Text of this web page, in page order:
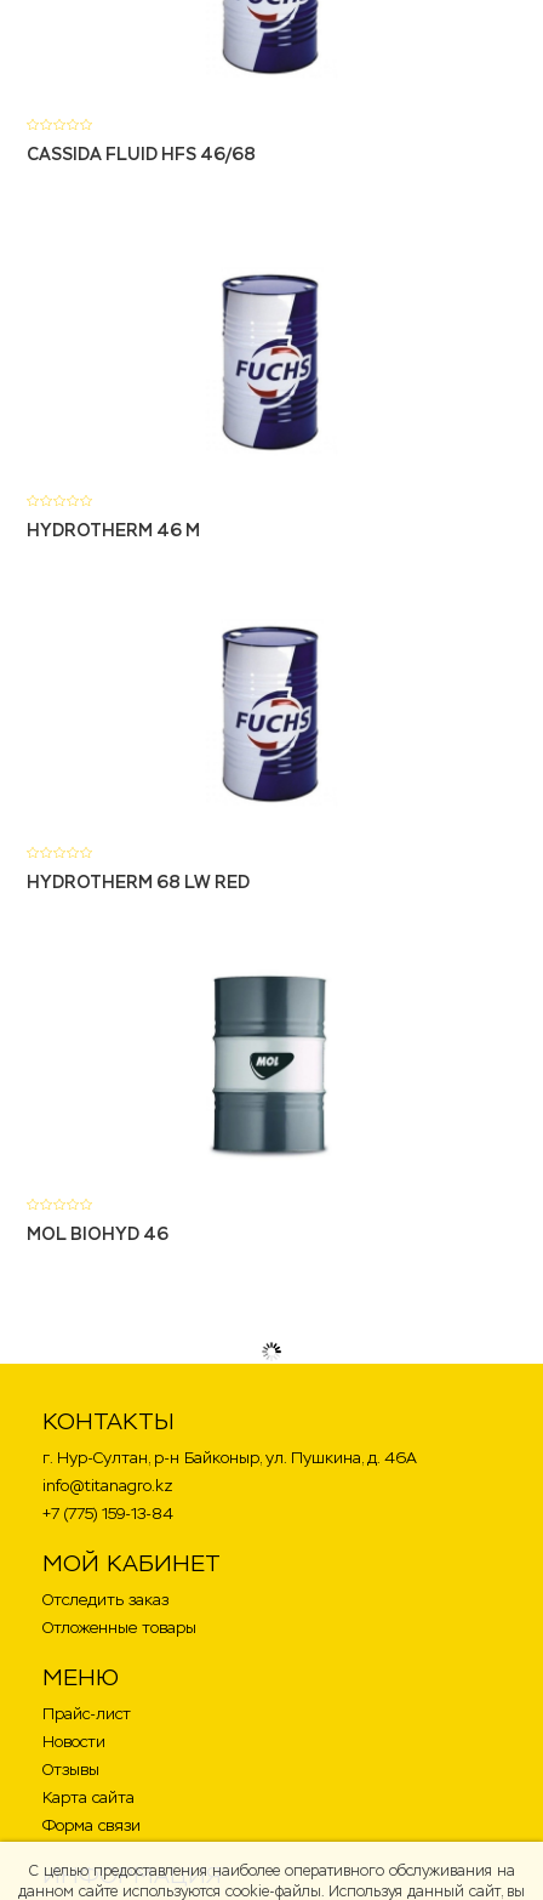
CASSIDA FLUID HFS 46/68
HYDROTHERM 46 M
HYDROTHERM 68 LW RED
MOL BIOHYD 46
КОНТАКТЫ
г. Нур-Султан, р-н Байконыр, ул. Пушкина, д. 46А
info@titanagro.kz
+7 (775) 159-13-84
МОЙ КАБИНЕТ
Отследить заказ
Отложенные товары
МЕНЮ
Прайс-лист
Новости
Отзывы
Карта сайта
Форма связи
ИНФОРМАЦИЯ
С целью предоставления наиболее оперативного обслуживания на
данном сайте используются cookie-файлы. Используя данный сайт, вы